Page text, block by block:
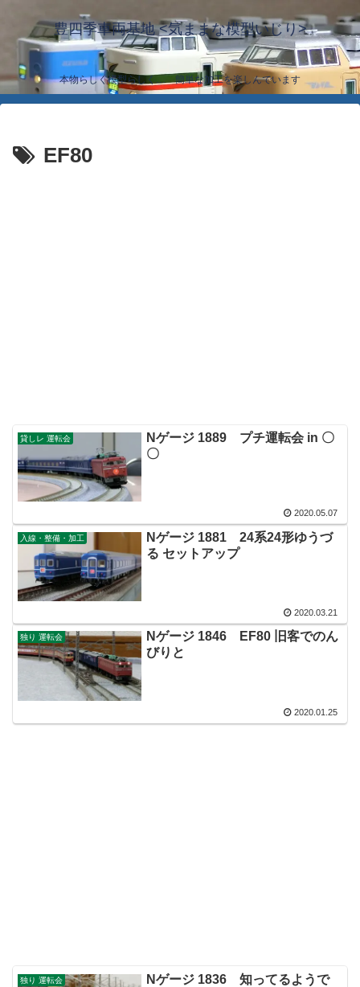
豊四季車両基地 <気ままな模型いじり>
本物らしく模型らしく… 簡単な加工を楽しんでいます
EF80
貸しレ 運転会
Nゲージ 1889 プチ運転会 in 〇
〇
2020.05.07
入線・整備・加工
Nゲージ 1881 24系24形ゆうづ
る セットアップ
2020.03.21
独り 運転会
Nゲージ 1846 EF80 旧客でのん
びりと
2020.01.25
独り 運転会
Nゲージ 1836 知ってるようで